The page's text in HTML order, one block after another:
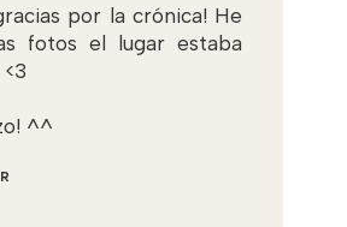
por la crónica! He
fotos el lugar estaba
^^